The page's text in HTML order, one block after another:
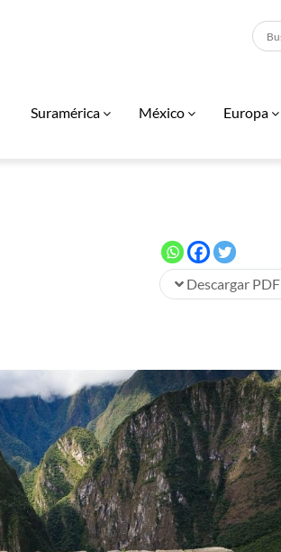
Suramérica México Europa
Descargar PDF